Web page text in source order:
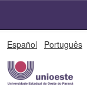
Español Português